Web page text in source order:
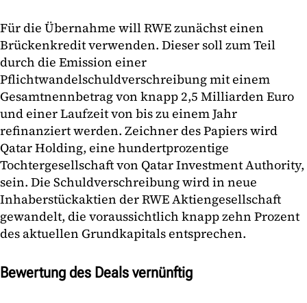
Für die Übernahme will RWE zunächst einen
Brückenkredit verwenden. Dieser soll zum Teil
durch die Emission einer
Pflichtwandelschuldverschreibung mit einem
Gesamtnennbetrag von knapp 2,5 Milliarden Euro
und einer Laufzeit von bis zu einem Jahr
refinanziert werden. Zeichner des Papiers wird
Qatar Holding, eine hundertprozentige
Tochtergesellschaft von Qatar Investment Authority,
sein. Die Schuldverschreibung wird in neue
Inhaberstückaktien der RWE Aktiengesellschaft
gewandelt, die voraussichtlich knapp zehn Prozent
des aktuellen Grundkapitals entsprechen.
Bewertung des Deals vernünftig